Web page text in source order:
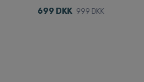
699 DKK 999 DKK